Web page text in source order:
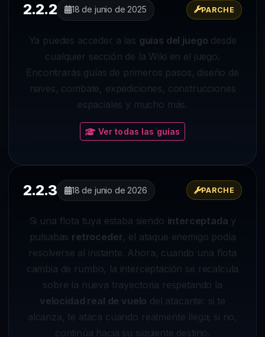
2.2.2 18 de junio de 2025 PARCHE
Ya puedes acceder a las guías del juego desde
cualquier sección de la Wiki en el juego.
Encontrarás guías de primeros pasos, diseño de
naves, combate, expediciones, construcciones
espaciales y mucho más.
Ver todas las guías
2.2.3 18 de junio de 2026 PARCHE
Si una flota tuya estaba siendo interceptada y
pulsabas retroceder, el ataque enemigo podía
resolverse al instante. Ahora, cuando una flota
cambia de rumbo, la interceptación se recalcula
sobre la nueva trayectoria respetando la
velocidad real de vuelo del atacante: si te
alcanza, te ataca cuando realmente llega; si no,
continúa hacia su siguiente destino.